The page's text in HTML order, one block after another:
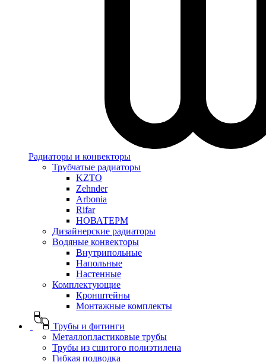
Радиаторы и конвекторы
Трубчатые радиаторы
KZTO
Zehnder
Arbonia
Rifar
НОВАТЕРМ
Дизайнерские радиаторы
Водяные конвекторы
Внутрипольные
Напольные
Настенные
Комплектующие
Кронштейны
Монтажные комплекты
Трубы и фитинги
Металлопластиковые трубы
Трубы из сшитого полиэтилена
Гибкая подводка